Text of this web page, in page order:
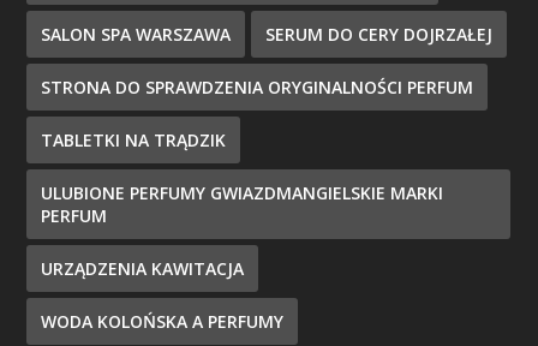
SALON SPA WARSZAWA SERUM DO CERY DOJRZAŁEJ
STRONA DO SPRAWDZENIA ORYGINALNOŚCI PERFUM
TABLETKI NA TRĄDZIK
ULUBIONE PERFUMY GWIAZDMANGIELSKIE MARKI
PERFUM
URZĄDZENIA KAWITACJA
WODA KOLOŃSKA A PERFUMY